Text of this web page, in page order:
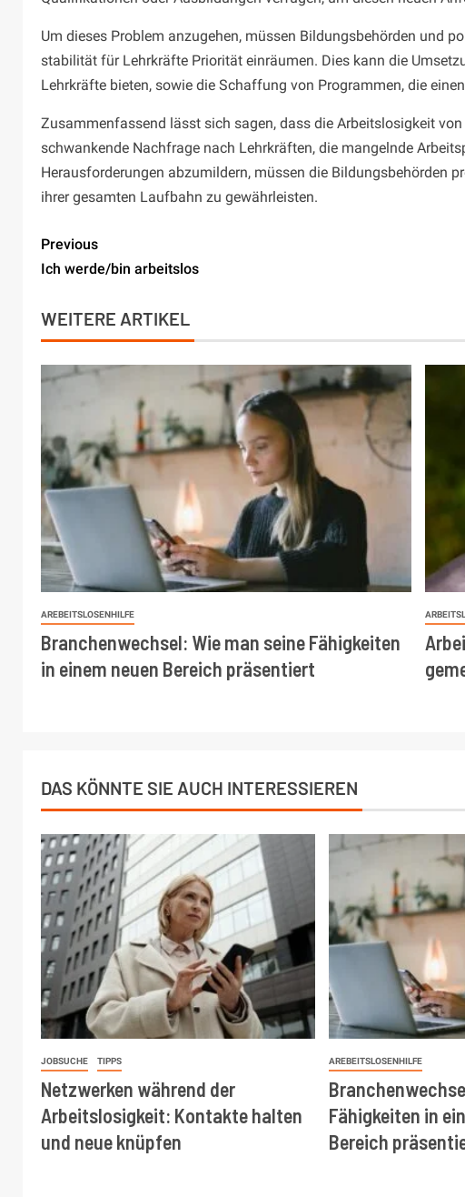
Um dieses Problem anzugehen, müssen Bildungsbehörden und
stabilität für Lehrkräfte Priorität einräumen. Dies kann die
Lehrkräfte bieten, sowie die Schaffung von Programmen, die
Zusammenfassend lässt sich sagen, dass die Arbeitslosigkeit
schwankende Nachfrage nach Lehrkräften, die mangelnde
Herausforderungen abzumildern, müssen die Bildungsbehörden
ihrer gesamten Laufbahn zu gewährleisten.
Previous
Ich werde/bin arbeitslos
WEITERE ARTIKEL
AREBEITSLOSENHILFE
Branchenwechsel: Wie man seine Fähigkeiten
in einem neuen Bereich präsentiert
DAS KÖNNTE SIE AUCH INTERESSIEREN
JOBSUCHE TIPPS
Netzwerken während der
Arbeitslosigkeit: Kontakte halten
und neue knüpfen
AREBEITSLOSENHILFE
Fähigkeiten in
Bereich